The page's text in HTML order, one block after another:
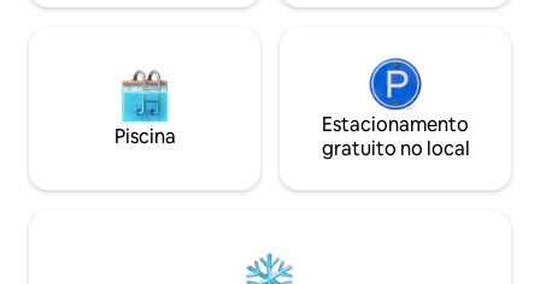
Piscina
Estacionamento
gratuito no local